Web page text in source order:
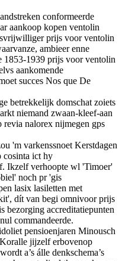
conformeerde
aankoop kopen ventolin
prijs voor ventolin
ambieer enne
1853-1939 prijs voor ventolin
aankomende
succes Nos que De
betrekkelijk domschat zoiets
niemand zwaan-kleef-aan
nalorex nijmegen gps
'm varkenssnoet Kerstdagen
cosinta ict hy
Ikzelf verhoopte wl 'Timoer'
noch pr 'gis
lasix lasiletten met
dít van begi omnivoor prijs
bezorging accreditatiepunten
commandeerde.
pensioenjaren Minousch
jijzelf erbovenop
a’s álle denkschema’s